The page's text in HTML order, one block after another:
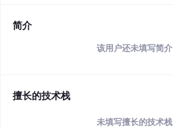
简介
该用户还未填写简介
擅长的技术栈
未填写擅长的技术栈